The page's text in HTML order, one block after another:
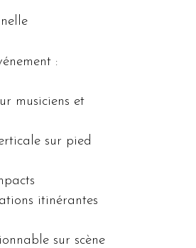
:
musiciens et
sur pied
itinérantes
sur scène